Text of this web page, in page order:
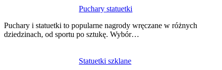
Puchary statuetki
Puchary i statuetki to popularne nagrody wręczane w różnych
dziedzinach, od sportu po sztukę. Wybór…
Statuetki szklane